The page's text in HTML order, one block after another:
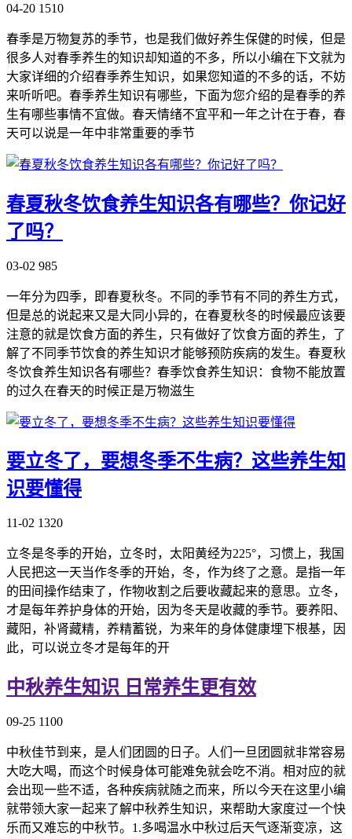
04-20 1510
春季是万物复苏的季节，也是我们做好养生保健的时候，但是
很多人对春季养生的知识却知道的不多，所以小编在下文就为
大家详细的介绍春季养生知识，如果您知道的不多的话，不妨
来听听吧。春季养生知识有哪些，下面为您介绍的是春季的养
生有哪些事情不宜做。春天情绪不宜平和一年之计在于春，春
天可以说是一年中非常重要的季节
春夏秋冬饮食养生知识各有哪些？你记好
了吗？
03-02 985
一年分为四季，即春夏秋冬。不同的季节有不同的养生方式，
但是总的说起来又是大同小异的，在春夏秋冬的时候最应该要
注意的就是饮食方面的养生，只有做好了饮食方面的养生，了
解了不同季节饮食的养生知识才能够预防疾病的发生。春夏秋
冬饮食养生知识各有哪些？春季饮食养生知识：食物不能放置
的过久在春天的时候正是万物滋生
要立冬了，要想冬季不生病？这些养生知
识要懂得
11-02 1320
立冬是冬季的开始，立冬时，太阳黄经为225°，习惯上，我国
人民把这一天当作冬季的开始，冬，作为终了之意。是指一年
的田间操作结束了，作物收割之后要收藏起来的意思。立冬，
才是每年养护身体的开始，因为冬天是收藏的季节。要养阳、
藏阳，补肾藏精，养精蓄锐，为来年的身体健康埋下根基，因
此，可以说立冬才是每年的开
中秋养生知识 日常养生更有效
09-25 1100
中秋佳节到来，是人们团圆的日子。人们一旦团圆就非常容易
大吃大喝，而这个时候身体可能难免就会吃不消。相对应的就
会出现一些不适，各种疾病就随之而来，所以今天在这里小编
就带领大家一起来了解中秋养生知识，来帮助大家度过一个快
乐而又难忘的中秋节。1.多喝温水中秋过后天气逐渐变凉，这